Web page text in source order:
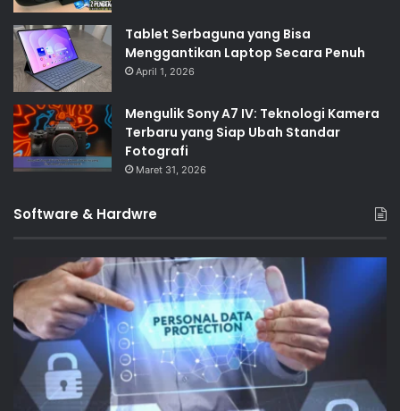
Tablet Serbaguna yang Bisa
Menggantikan Laptop Secara Penuh
April 1, 2026
Mengulik Sony A7 IV: Teknologi Kamera
Terbaru yang Siap Ubah Standar
Fotografi
Maret 31, 2026
Software & Hardwre